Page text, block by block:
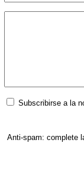
Subscribirse a la
Anti-spam: complete